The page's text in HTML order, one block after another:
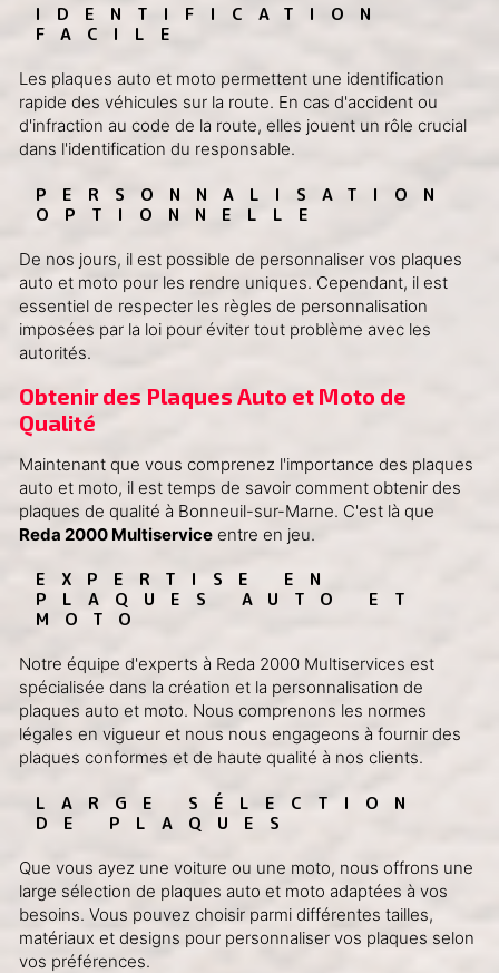
IDENTIFICATION
FACILE
Les plaques auto et moto permettent une identification
rapide des véhicules sur la route. En cas d'accident ou
d'infraction au code de la route, elles jouent un rôle crucial
dans l'identification du responsable.
PERSONNALISATION
OPTIONNELLE
De nos jours, il est possible de personnaliser vos plaques
auto et moto pour les rendre uniques. Cependant, il est
essentiel de respecter les règles de personnalisation
imposées par la loi pour éviter tout problème avec les
autorités.
Obtenir des Plaques Auto et Moto de
Qualité
Maintenant que vous comprenez l'importance des plaques
auto et moto, il est temps de savoir comment obtenir des
plaques de qualité à Bonneuil-sur-Marne. C'est là que
Reda 2000 Multiservice entre en jeu.
EXPERTISE EN
PLAQUES AUTO ET
MOTO
Notre équipe d'experts à Reda 2000 Multiservices est
spécialisée dans la création et la personnalisation de
plaques auto et moto. Nous comprenons les normes
légales en vigueur et nous nous engageons à fournir des
plaques conformes et de haute qualité à nos clients.
LARGE SÉLECTION
DE PLAQUES
Que vous ayez une voiture ou une moto, nous offrons une
large sélection de plaques auto et moto adaptées à vos
besoins. Vous pouvez choisir parmi différentes tailles,
matériaux et designs pour personnaliser vos plaques selon
vos préférences.